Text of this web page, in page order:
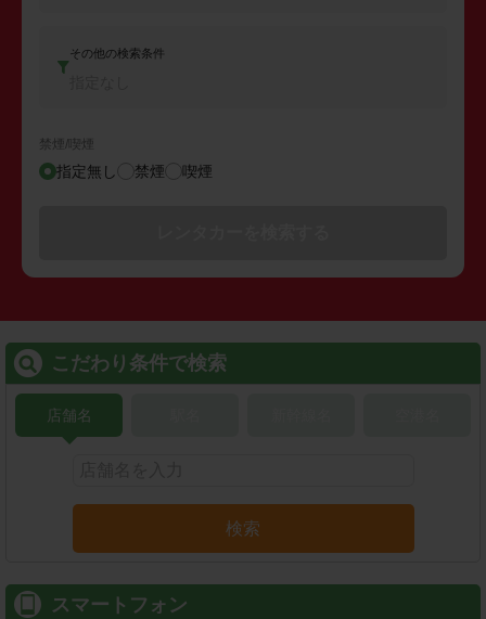
その他の検索条件
禁煙/喫煙
指定無し 禁煙 喫煙
こだわり条件で検索
店舗名
検索
スマートフォン